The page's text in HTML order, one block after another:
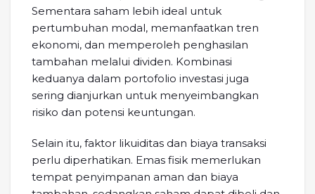
Sementara saham lebih ideal untuk
pertumbuhan modal, memanfaatkan tren
ekonomi, dan memperoleh penghasilan
tambahan melalui dividen. Kombinasi
keduanya dalam portofolio investasi juga
sering dianjurkan untuk menyeimbangkan
risiko dan potensi keuntungan.
Selain itu, faktor likuiditas dan biaya transaksi
perlu diperhatikan. Emas fisik memerlukan
tempat penyimpanan aman dan biaya